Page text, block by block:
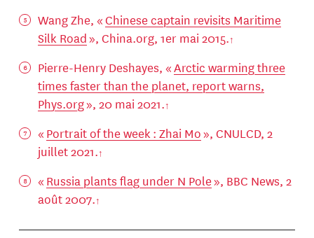
Wang Zhe, «Chinese captain revisits Maritime
Silk Road», China.org, 1er mai 2015.
Pierre-Henry Deshayes, «Arctic warming three
times faster than the planet, report warns,
Phys.org», 20 mai 2021.
« Portrait of the week : Zhai Mo», CNULCD, 2
juillet 2021.
« Russia plants flag under N Pole», BBC News, 2
août 2007.